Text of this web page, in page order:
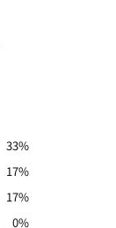
33%
17%
17%
0%